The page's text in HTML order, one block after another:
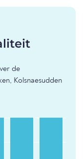
de
Kolsnaesudden